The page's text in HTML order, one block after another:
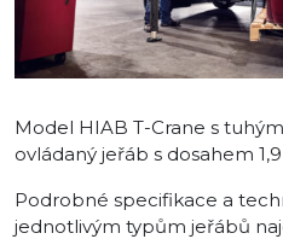
Model HIAB T-Crane s
ovládaný jeřáb s dosahem
Podrobné specifikace a
jednotlivým typům jeřábů